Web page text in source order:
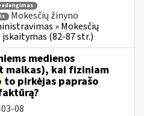
Mokesčių žinyno
» Mokesčių
(82-87 str.)
medienos
malkas), kai fiziniam
to pirkėjas paprašo
08